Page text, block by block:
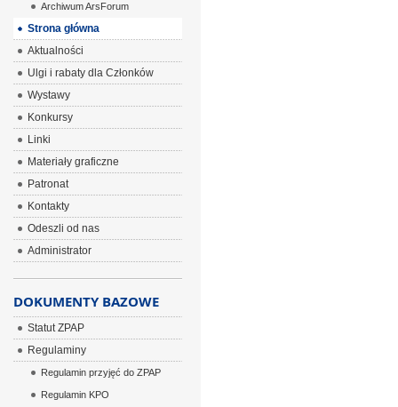
Archiwum ArsForum
Strona główna
Aktualności
Ulgi i rabaty dla Członków
Wystawy
Konkursy
Linki
Materiały graficzne
Patronat
Kontakty
Odeszli od nas
Administrator
DOKUMENTY BAZOWE
Statut ZPAP
Regulaminy
Regulamin przyjęć do ZPAP
Regulamin KPO